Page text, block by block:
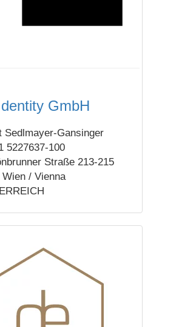
GmbH
Sedlmayer-Gansinger
5227637-100
Straße 213-215
Wien / Vienna